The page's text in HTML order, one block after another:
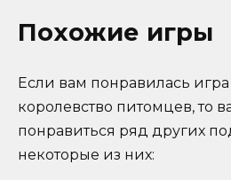
Похожие игры
Если вам понравилась
королевство питомцев, то
понравиться ряд других
некоторые из них: